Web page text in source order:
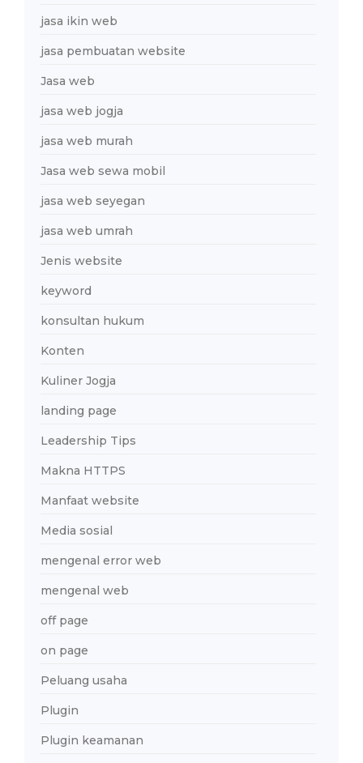
jasa ikin web
jasa pembuatan website
Jasa web
jasa web jogja
jasa web murah
Jasa web sewa mobil
jasa web seyegan
jasa web umrah
Jenis website
keyword
konsultan hukum
Konten
Kuliner Jogja
landing page
Leadership Tips
Makna HTTPS
Manfaat website
Media sosial
mengenal error web
mengenal web
off page
on page
Peluang usaha
Plugin
Plugin keamanan